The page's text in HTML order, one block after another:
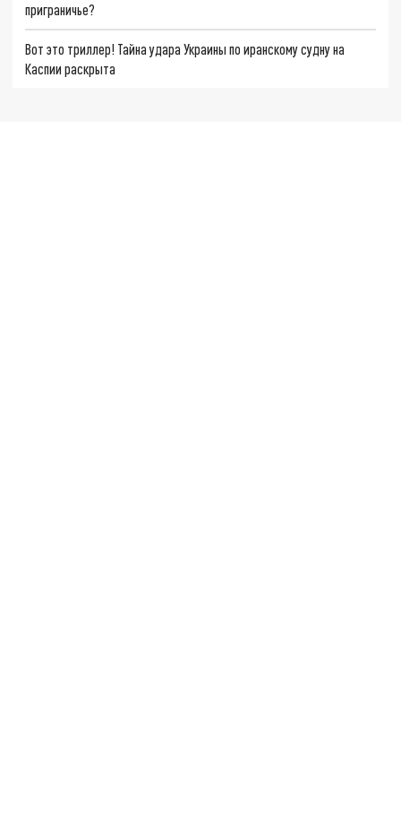
приграничье?
Вот это триллер! Тайна удара Украины по иранскому судну на
Каспии раскрыта